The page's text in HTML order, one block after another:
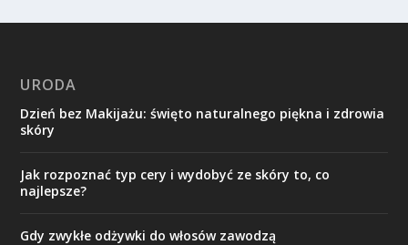
URODA
Dzień bez Makijażu: święto naturalnego piękna i zdrowia
skóry
Jak rozpoznać typ cery i wydobyć ze skóry to, co
najlepsze?
Gdy zwykłe odżywki do włosów zawodzą